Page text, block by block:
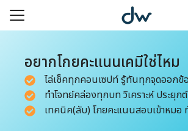
Skip
อยากโกยคะแนนเคมีใช่ไหม
ไล่เช็คทุกคอนเซปท์ รู้ทันทุกจุดออกข้
ทำโจทย์คล่องทุกบท วิเคราะห์ ประยุก
เทคนิค(ลับ) โกยคะแนนสอบเข้าหมอ